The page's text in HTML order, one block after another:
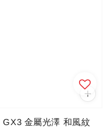
GX3 金屬光澤 和風紋